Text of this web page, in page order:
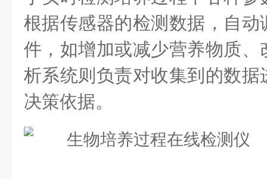
根据传感器的检测数据，自
件，如增加或减少营养物质
析系统则负责对收集到的数
决策依据。